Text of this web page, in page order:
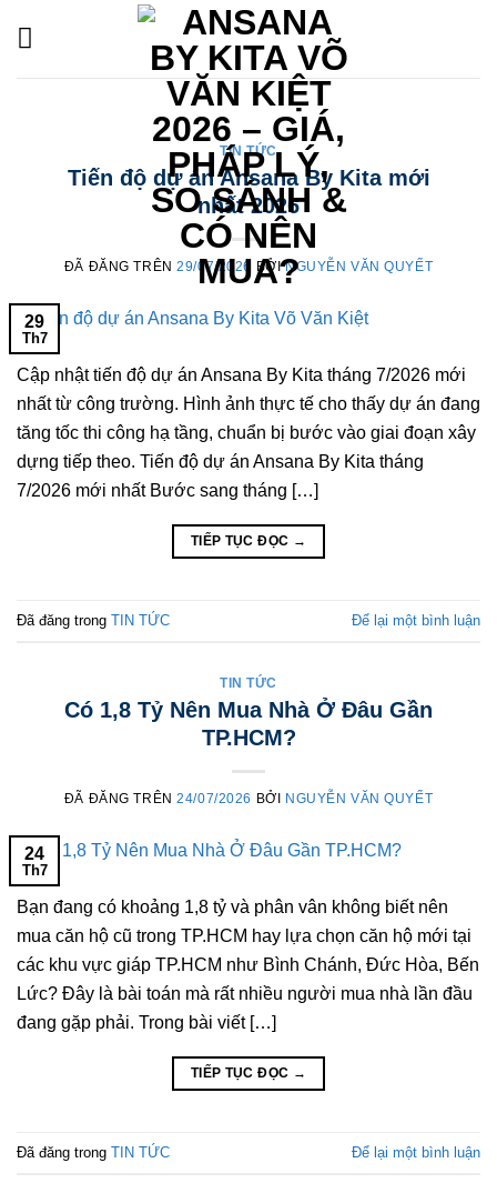
đến
TIN TỨC
Tiến độ dự án Ansana By Kita mới
nhất 2026
ĐÃ ĐĂNG TRÊN29/07/2026 BỞINGUYỄN VĂN QUYẾT
29
Th7
Cập nhật tiến độ dự án Ansana By Kita tháng 7/2026 mới
nhất từ công trường. Hình ảnh thực tế cho thấy dự án đang
tăng tốc thi công hạ tầng, chuẩn bị bước vào giai đoạn xây
dựng tiếp theo. Tiến độ dự án Ansana By Kita tháng
7/2026 mới nhất Bước sang tháng […]
TIẾP TỤC ĐỌC →
Đã đăng trong TIN TỨC Để lại một bình luận
TIN TỨC
Có 1,8 Tỷ Nên Mua Nhà Ở Đâu Gần
TP.HCM?
ĐÃ ĐĂNG TRÊN24/07/2026 BỞI NGUYỄN VĂN QUYẾT
24
Th7
Bạn đang có khoảng 1,8 tỷ và phân vân không biết nên
mua căn hộ cũ trong TP.HCM hay lựa chọn căn hộ mới tại
các khu vực giáp TP.HCM như Bình Chánh, Đức Hòa, Bến
Lức? Đây là bài toán mà rất nhiều người mua nhà lần đầu
đang gặp phải. Trong bài viết […]
TIẾP TỤC ĐỌC →
Đã đăng trong TIN TỨC Để lại một bình luận